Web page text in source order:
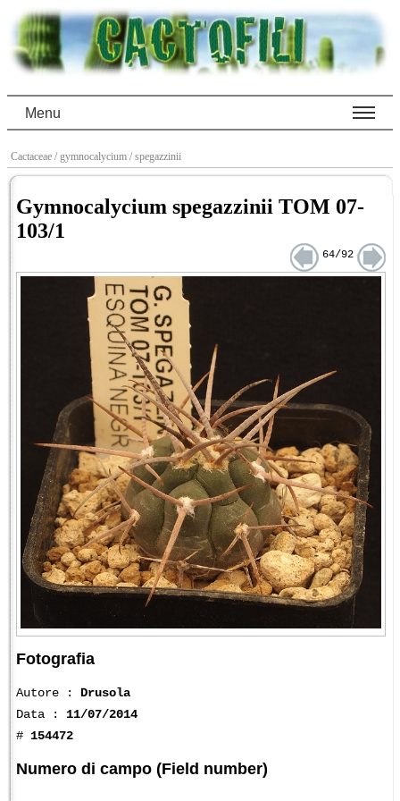
Menu
Cactaceae / gymnocalycium / spegazzinii
Gymnocalycium spegazzinii TOM 07-
103/1
64/92
Fotografia
Autore : Drusola
Data : 11/07/2014
# 154472
Numero di campo (Field number)